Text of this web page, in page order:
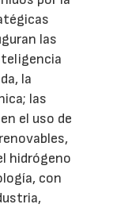
las
la
las
el uso de
hidrógeno
con